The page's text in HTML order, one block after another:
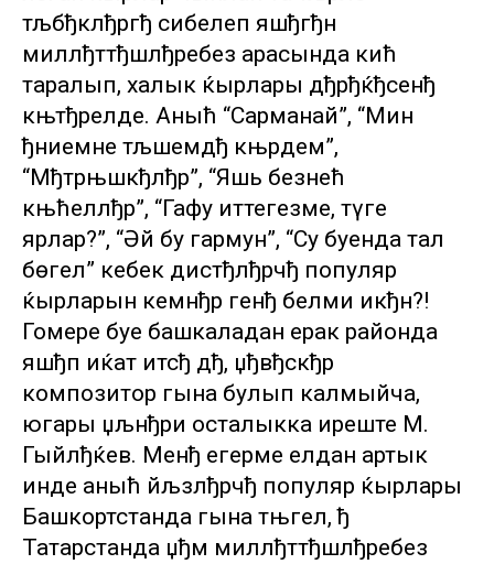
тљбђклђргђ сибелеп яшђгђн
миллђттђшлђребез арасында кић
таралып, халык ќырлары дђрђќђсенђ
књтђрелде. Аныћ “Сарманай”, “Мин
ђниемне тљшемдђ књрдем”,
“Мђтрњшкђлђр”, “Яшь безнећ
књћеллђр”, “Гафу иттегезме, тәүге
ярлар?”, “Әй бу гармун”, “Су буенда тал
бөгелә” кебек дистђлђрчђ популяр
ќырларын кемнђр генђ белми икђн?!
Гомере буе башкаладан ерак районда
яшђп иќат итсђ дђ, џђвђскђр
композитор гына булып калмыйча,
югары џљнђри осталыкка иреште М.
Гыйлђќев. Менђ егерме елдан артык
инде аныћ йљзлђрчђ популяр ќырлары
Башкортстанда гына тњгел, ђ
Татарстанда џђм миллђттђшлђребез